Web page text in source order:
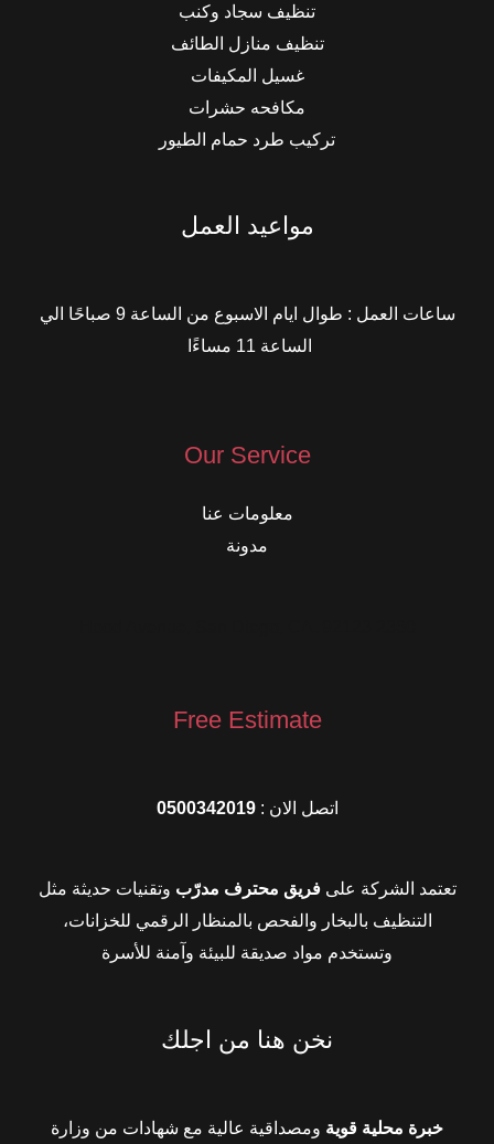
تنظيف سجاد وكنب
تنظيف منازل الطائف
غسيل المكيفات
مكافحه حشرات
تركيب طرد حمام الطيور
مواعيد العمل
ساعات العمل : طوال ايام الاسبوع من الساعة 9 صباحًا الي
الساعة 11 مساءًا
Our Service
معلومات عنا
مدونة
Free Estimate
اتصل الان :0500342019
تعتمد الشركة علىفريق محترف مدرّب وتقنيات حديثة مثل
التنظيف بالبخار والفحص بالمنظار الرقمي للخزانات،
وتستخدم مواد صديقة للبيئة وآمنة للأسرة
نخن هنا من اجلك
خبرة محلية قوية ومصداقية عالية مع شهادات من وزارة